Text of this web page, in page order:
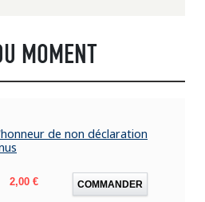
MOMENT
de non déclaration
Prix
2,00 € COMMANDER